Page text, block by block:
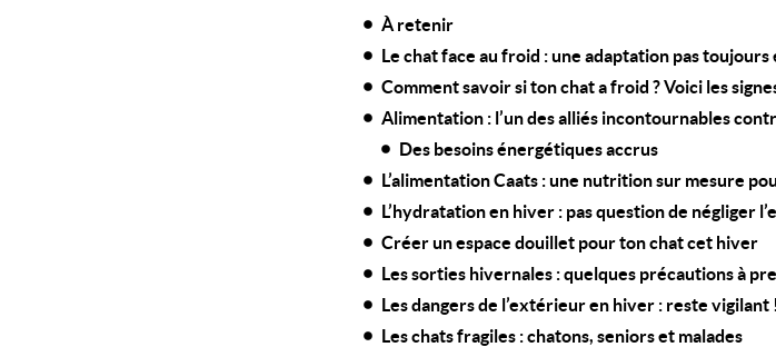
À retenir
Le chat face au froid : une adaptation pas
Comment savoir si ton chat a froid ? Voici les
Alimentation : l’un des alliés incontournables
Des besoins énergétiques accrus
L’alimentation Caats : une nutrition sur mesure
L’hydratation en hiver : pas question de négliger
Créer un espace douillet pour ton chat cet hiver
Les sorties hivernales : quelques précautions à
Les dangers de l’extérieur en hiver : reste vigilant !
Les chats fragiles : chatons, seniors et malades